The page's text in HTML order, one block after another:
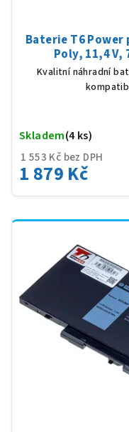
Baterie T6 Power
Poly, 11,4 V,
Kvalitní náhradní
1 553 Kč bez DPH
1 879 Kč
Skladem(4 ks)